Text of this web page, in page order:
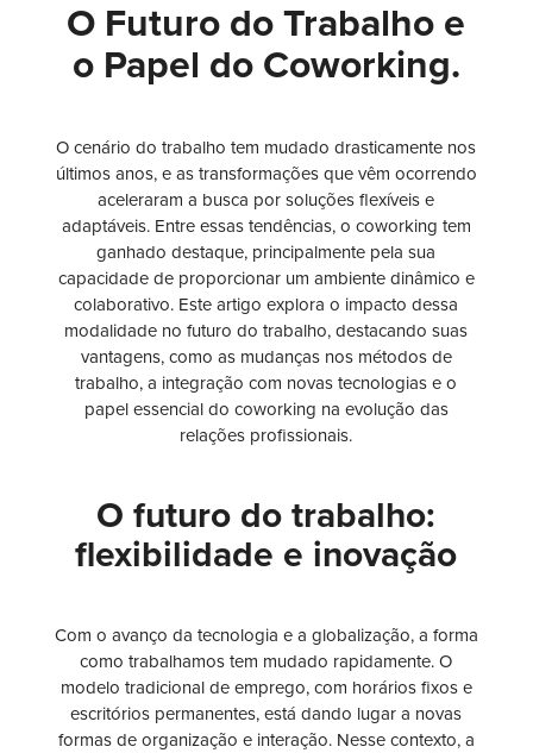
O Futuro do Trabalho e
o Papel do Coworking.
O cenário do trabalho tem mudado drasticamente nos
últimos anos, e as transformações que vêm ocorrendo
aceleraram a busca por soluções flexíveis e
adaptáveis. Entre essas tendências, o coworking tem
ganhado destaque, principalmente pela sua
capacidade de proporcionar um ambiente dinâmico e
colaborativo. Este artigo explora o impacto dessa
modalidade no futuro do trabalho, destacando suas
vantagens, como as mudanças nos métodos de
trabalho, a integração com novas tecnologias e o
papel essencial do coworking na evolução das
relações profissionais.
O futuro do trabalho:
flexibilidade e inovação
Com o avanço da tecnologia e a globalização, a forma
como trabalhamos tem mudado rapidamente. O
modelo tradicional de emprego, com horários fixos e
escritórios permanentes, está dando lugar a novas
formas de organização e interação. Nesse contexto, a